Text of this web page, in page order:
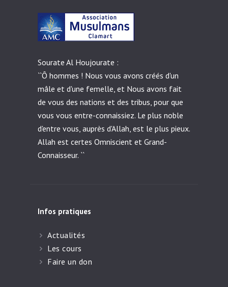
Sourate Al Houjourate :
``Ô hommes ! Nous vous avons créés d'un
mâle et d'une femelle, et Nous avons fait
de vous des nations et des tribus, pour que
vous vous entre-connaissiez. Le plus noble
d'entre vous, auprès d'Allah, est le plus pieux.
Allah est certes Omniscient et Grand-
Connaisseur. ``
Infos pratiques
Actualités
Les cours
Faire un don